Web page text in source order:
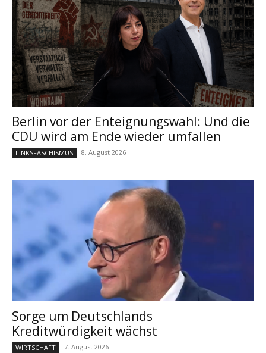
Berlin vor der Enteignungswahl: Und die
CDU wird am Ende wieder umfallen
LINKSFASCHISMUS 8. August 2026
Sorge um Deutschlands
Kreditwürdigkeit wächst
WIRTSCHAFT 7. August 2026